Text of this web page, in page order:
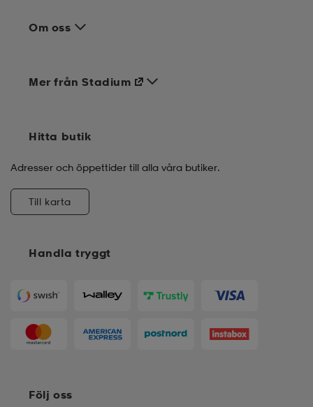
Om oss
Handla tryggt
Mer från Stadium
Hitta butik
Adresser och öppettider till alla våra butiker.
Till karta
Följ oss